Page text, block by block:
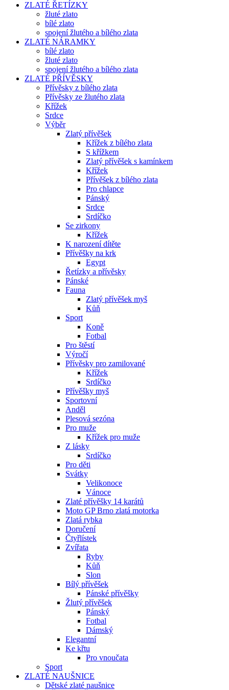
ZLATÉ ŘETÍZKY
žluté zlato
bílé zlato
spojení žlutého a bílého zlata
ZLATÉ NÁRAMKY
bílé zlato
žluté zlato
spojení žlutého a bílého zlata
ZLATÉ PŘÍVĚSKY
Přívěsky z bílého zlata
Přívěsky ze žlutého zlata
Křížek
Srdce
Výběr
Zlatý přívěšek
Křížek z bílého zlata
S křížkem
Zlatý přívěšek s kamínkem
Křížek
Přívěšek z bílého zlata
Pro chlapce
Pánský
Srdce
Srdíčko
Se zirkony
Křížek
K narození dítěte
Přívěšky na krk
Egypt
Řetízky a přívěsky
Pánské
Fauna
Zlatý přívěšek myš
Kůň
Sport
Koně
Fotbal
Pro štěstí
Výročí
Přívěsky pro zamilované
Křížek
Srdíčko
Přívěšky myš
Sportovní
Anděl
Plesová sezóna
Pro muže
Křížek pro muže
Z lásky
Srdíčko
Pro děti
Svátky
Velikonoce
Vánoce
Zlaté přívěšky 14 karátů
Moto GP Brno zlatá motorka
Zlatá rybka
Doručení
Čtyřlístek
Zvířata
Ryby
Kůň
Slon
Bílý přívěšek
Pánské přívěšky
Žlutý přívěšek
Pánský
Fotbal
Dámský
Elegantní
Ke křtu
Pro vnoučata
Sport
ZLATÉ NAUŠNICE
Dětské zlaté naušnice